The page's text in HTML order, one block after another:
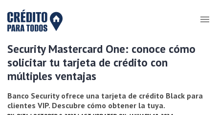
Security Mastercard One: conoce cómo
solicitar tu tarjeta de crédito con
múltiples ventajas
Banco Security ofrece una tarjeta de crédito Black para
clientes VIP. Descubre cómo obtener la tuya.